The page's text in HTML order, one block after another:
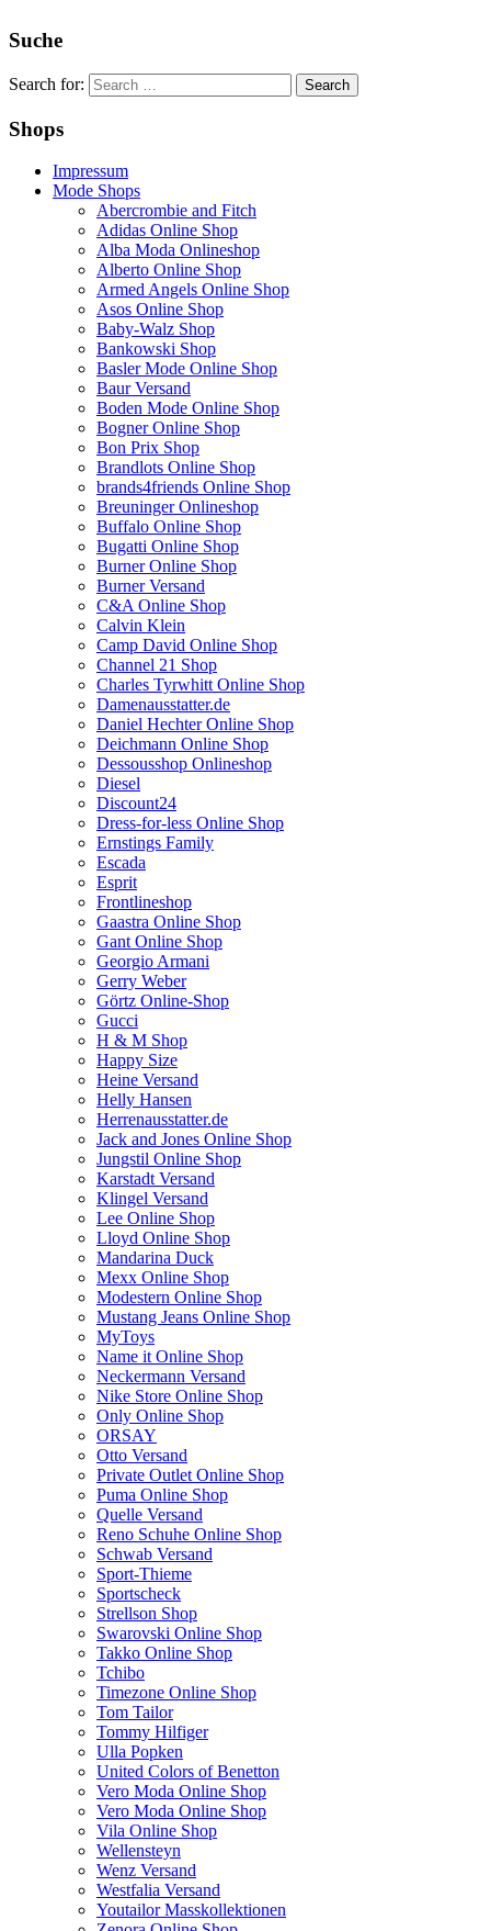
Suche
Search for:
Shops
Impressum
Mode Shops
Abercrombie and Fitch
Adidas Online Shop
Alba Moda Onlineshop
Alberto Online Shop
Armed Angels Online Shop
Asos Online Shop
Baby-Walz Shop
Bankowski Shop
Basler Mode Online Shop
Baur Versand
Boden Mode Online Shop
Bogner Online Shop
Bon Prix Shop
Brandlots Online Shop
brands4friends Online Shop
Breuninger Onlineshop
Buffalo Online Shop
Bugatti Online Shop
Burner Online Shop
Burner Versand
C&A Online Shop
Calvin Klein
Camp David Online Shop
Channel 21 Shop
Charles Tyrwhitt Online Shop
Damenausstatter.de
Daniel Hechter Online Shop
Deichmann Online Shop
Dessousshop Onlineshop
Diesel
Discount24
Dress-for-less Online Shop
Ernstings Family
Escada
Esprit
Frontlineshop
Gaastra Online Shop
Gant Online Shop
Georgio Armani
Gerry Weber
Görtz Online-Shop
Gucci
H & M Shop
Happy Size
Heine Versand
Helly Hansen
Herrenausstatter.de
Jack and Jones Online Shop
Jungstil Online Shop
Karstadt Versand
Klingel Versand
Lee Online Shop
Lloyd Online Shop
Mandarina Duck
Mexx Online Shop
Modestern Online Shop
Mustang Jeans Online Shop
MyToys
Name it Online Shop
Neckermann Versand
Nike Store Online Shop
Only Online Shop
ORSAY
Otto Versand
Private Outlet Online Shop
Puma Online Shop
Quelle Versand
Reno Schuhe Online Shop
Schwab Versand
Sport-Thieme
Sportscheck
Strellson Shop
Swarovski Online Shop
Takko Online Shop
Tchibo
Timezone Online Shop
Tom Tailor
Tommy Hilfiger
Ulla Popken
United Colors of Benetton
Vero Moda Online Shop
Vero Moda Online Shop
Vila Online Shop
Wellensteyn
Wenz Versand
Westfalia Versand
Youtailor Masskollektionen